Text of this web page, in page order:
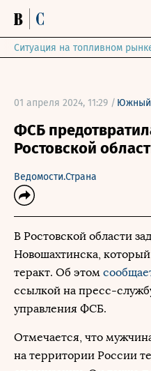
Ситуация на топливном
01 апреля 2024, 11:29 /
ФСБ
Ростовской
Ведомости.Страна
В Ростовской области
Новошахтинска,
теракт. Об этом
ссылкой на пресс-
управления ФСБ.
Отмечается, что
на территории России